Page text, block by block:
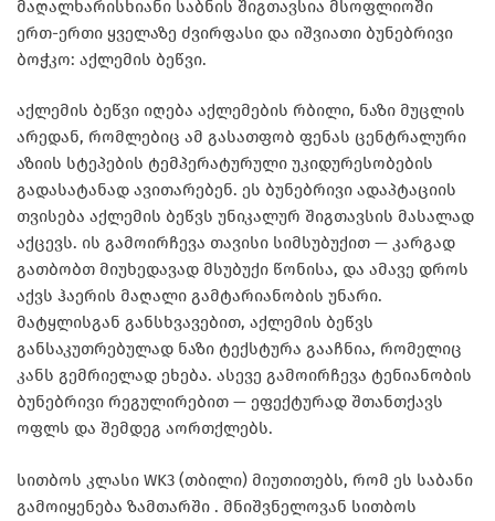
მაღალხარისხიანი საბნის შიგთავსია მსოფლიოში
ერთ-ერთი ყველაზე ძვირფასი და იშვიათი ბუნებრივი
ბოჭკო: აქლემის ბეწვი.
აქლემის ბეწვი იღება აქლემების რბილი, ნაზი მუცლის
არედან, რომლებიც ამ გასათფობ ფენას ცენტრალური
აზიის სტეპების ტემპერატურული უკიდურესობების
გადასატანად ავითარებენ. ეს ბუნებრივი ადაპტაციის
თვისება აქლემის ბეწვს უნიკალურ შიგთავსის მასალად
აქცევს. ის გამოირჩევა თავისი სიმსუბუქით — კარგად
გათბობთ მიუხედავად მსუბუქი წონისა, და ამავე დროს
აქვს ჰაერის მაღალი გამტარიანობის უნარი.
მატყლისგან განსხვავებით, აქლემის ბეწვს
განსაკუთრებულად ნაზი ტექსტურა გააჩნია, რომელიც
კანს გემრიელად ეხება. ასევე გამოირჩევა ტენიანობის
ბუნებრივი რეგულირებით — ეფექტურად შთანთქავს
ოფლს და შემდეგ აორთქლებს.
სითბოს კლასი WK3 (თბილი) მიუთითებს, რომ ეს საბანი
გამოიყენება ზამთარში . მნიშვნელოვან სითბოს